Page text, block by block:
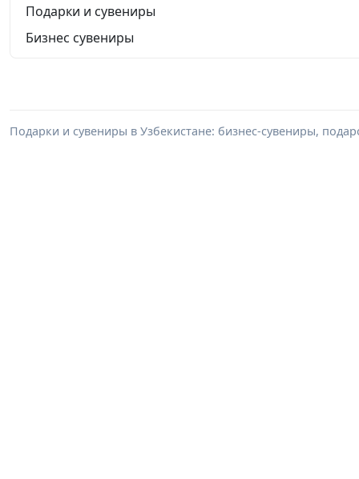
Подарки и сувениры
Бизнес сувениры
Подарки и сувениры в Узбекистане: бизнес-сувениры,